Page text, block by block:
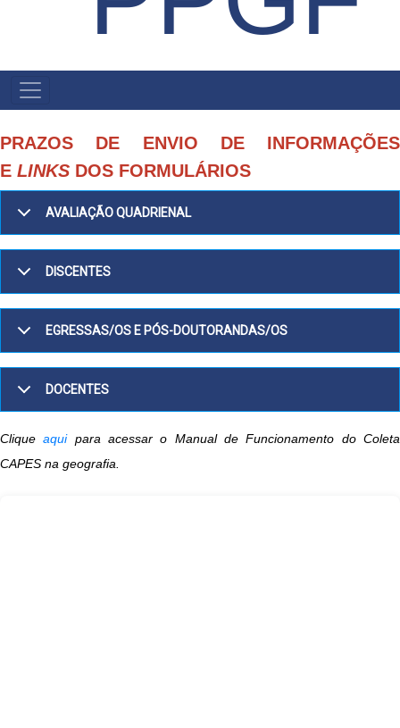
NAVEGACIÓN
PRINCIPAL
PRAZOS DE ENVIO DE INFORMAÇÕES
E LINKS DOS FORMULÁRIOS
AVALIAÇÃO QUADRIENAL
DISCENTES
EGRESSAS/OS E PÓS-DOUTORANDAS/OS
DOCENTES
Cliqueaquipara acessar o Manual de Funcionamento do Coleta
CAPES na geografia.